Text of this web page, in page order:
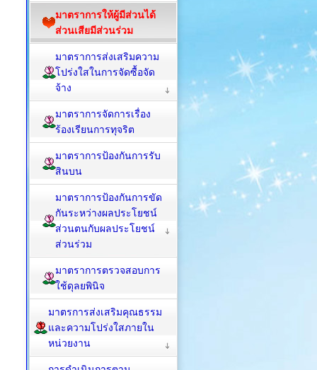
มาตราการให้ผู้มีส่วนได้
ส่วนเสียมีส่วนร่วม
มาตราการส่งเสริมความ
โปร่งใสในการจัดซื้อจัด
จ้าง
มาตราการจัดการเรื่อง
ร้องเรียนการทุจริต
มาตราการป้องกันการรับ
สินบน
มาตราการป้องกันการขัด
กันระหว่างผลประโยชน์
ส่วนตนกับผลประโยชน์
ส่วนร่วม
มาตราการตรวจสอบการ
ใช้ดุลยพินิจ
มาตรการส่งเสริมคุณธรรม
และความโปร่งใสภายใน
หน่วยงาน